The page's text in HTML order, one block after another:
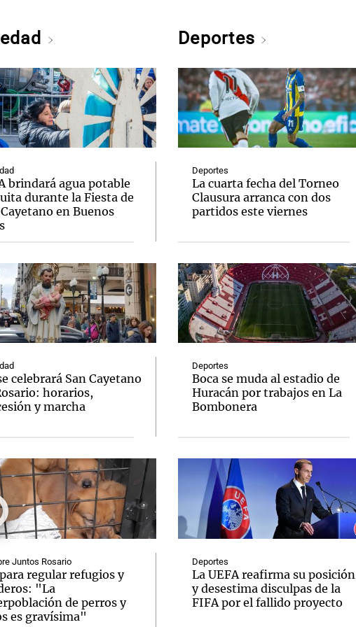
brindará agua potable
durante la Fiesta de
en Buenos
celebrará San Cayetano
horarios,
y marcha
Juntos Rosario
regular refugios y
"La
de perros y
es gravísima"
Deportes
Deportes
La cuarta fecha del Torneo
Clausura arranca con dos
partidos este viernes
Deportes
Boca se muda al estadio de
Huracán por trabajos en La
Bombonera
Deportes
La UEFA reafirma su posición
y desestima disculpas de la
FIFA por el fallido proyecto
Notas
El huracán de Arequito Cadena 3 en